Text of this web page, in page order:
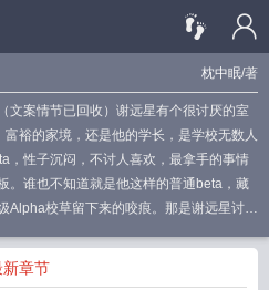
枕中眠/著
文案情节已回收）谢远星有个很讨厌的室
裕的家境，还是他的学长，是学校无数人
，性子沉闷，不讨人喜欢，最拿手的事情
。谁也不知道就是他这样的普通beta，藏
Alpha校草留下来的咬痕。那是谢远星讨厌
这个紊乱症让他在易感期时把一个beta当
个角落里的阴郁蘑菇，沈边野看不上他那
新章节